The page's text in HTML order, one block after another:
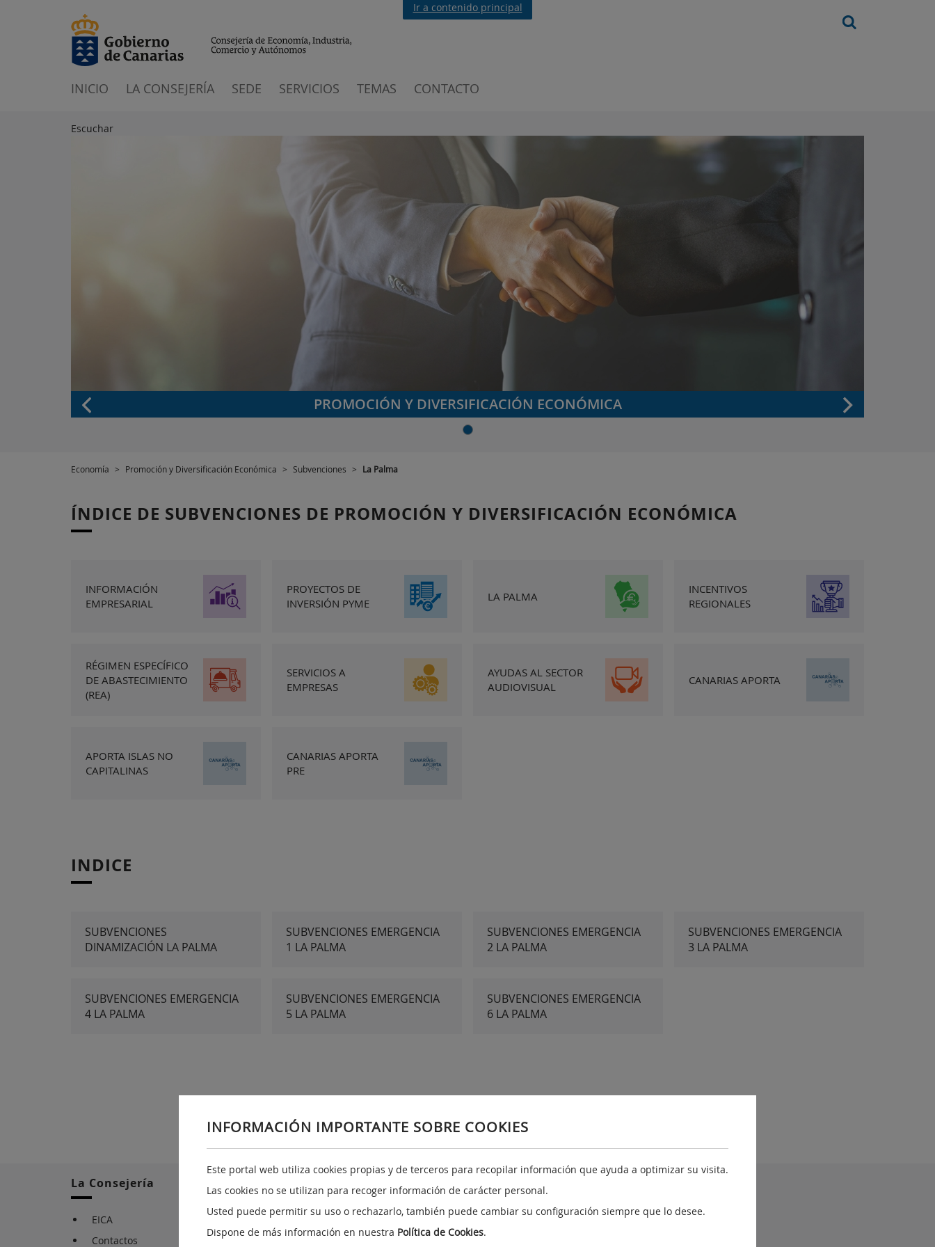
Ir a contenido principal
INICIO LA CONSEJERÍA SEDE SERVICIOS TEMAS CONTACTO
Escuchar
PROMOCIÓN Y DIVERSIFICACIÓN ECONÓMICA
Economía > Promoción y Diversificación Económica > Subvenciones > La Palma
ÍNDICE DE SUBVENCIONES DE PROMOCIÓN Y DIVERSIFICACIÓN ECONÓMICA
INFORMACIÓN
EMPRESARIAL
PROYECTOS DE
INVERSIÓN PYME
LA PALMA
INCENTIVOS
REGIONALES
RÉGIMEN ESPECÍFICO
DE ABASTECIMIENTO
(REA)
SERVICIOS A
EMPRESAS
AYUDAS AL SECTOR
AUDIOVISUAL
CANARIAS APORTA
APORTA ISLAS NO
CAPITALINAS
CANARIAS APORTA
PRE
INDICE
SUBVENCIONES
DINAMIZACIÓN LA PALMA
SUBVENCIONES EMERGENCIA
1 LA PALMA
SUBVENCIONES EMERGENCIA
2 LA PALMA
SUBVENCIONES EMERGENCIA
3 LA PALMA
SUBVENCIONES EMERGENCIA
4 LA PALMA
SUBVENCIONES EMERGENCIA
5 LA PALMA
SUBVENCIONES EMERGENCIA
6 LA PALMA
La Consejería
EICA
Contactos
Redes sociales
Accesibilidad
INFORMACIÓN IMPORTANTE SOBRE COOKIES
Este portal web utiliza cookies propias y de terceros para recopilar información que ayuda a optimizar su visita.
Las cookies no se utilizan para recoger información de carácter personal.
Usted puede permitir su uso o rechazarlo, también puede cambiar su configuración siempre que lo desee.
Dispone de más información en nuestra Política de Cookies.